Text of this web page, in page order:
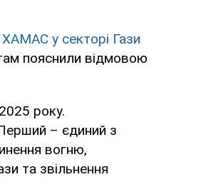
ХАМАС у секторі Гази
пояснили відмовою
року.
– єдиний з
вогню,
та звільнення